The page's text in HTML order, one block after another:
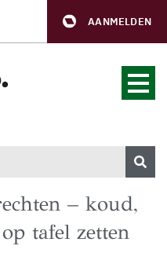
AANMELDEN
– koud,
tafel zetten